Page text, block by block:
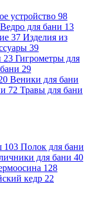
устройство 98
Ведро для бани 13
37 Изделия из
39
23 Гигрометры для
29
Веники для бани
72 Травы для бани
103 Полок для бани
для бани 40
128
кедр 22